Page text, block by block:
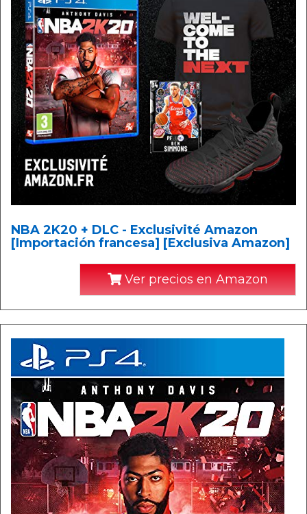
NBA 2K20 + DLC - Exclusivité Amazon
[Importación francesa] [Exclusiva Amazon]
Ver precios en Amazon